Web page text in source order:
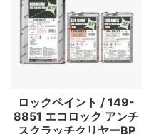
ロックペイント / 149-
8851 エコロック アンチ
スクラッチクリヤーBP